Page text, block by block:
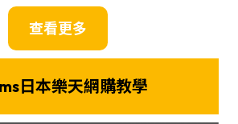
查看更多
日本樂天網購教學